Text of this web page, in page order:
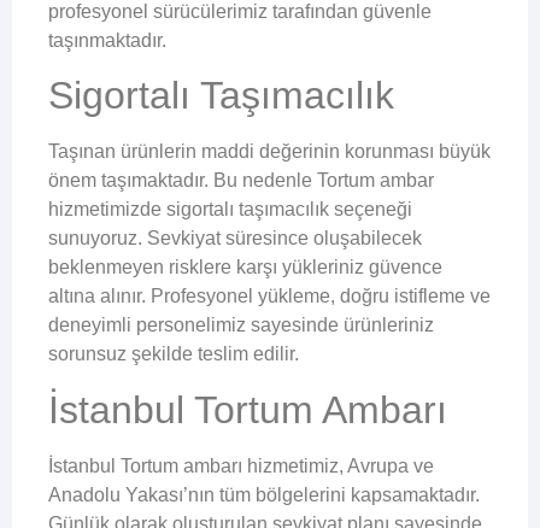
profesyonel sürücülerimiz tarafından güvenle
taşınmaktadır.
Sigortalı Taşımacılık
Taşınan ürünlerin maddi değerinin korunması büyük
önem taşımaktadır. Bu nedenle Tortum ambar
hizmetimizde sigortalı taşımacılık seçeneği
sunuyoruz. Sevkiyat süresince oluşabilecek
beklenmeyen risklere karşı yükleriniz güvence
altına alınır. Profesyonel yükleme, doğru istifleme ve
deneyimli personelimiz sayesinde ürünleriniz
sorunsuz şekilde teslim edilir.
İstanbul Tortum Ambarı
İstanbul Tortum ambarı hizmetimiz, Avrupa ve
Anadolu Yakası’nın tüm bölgelerini kapsamaktadır.
Günlük olarak oluşturulan sevkiyat planı sayesinde